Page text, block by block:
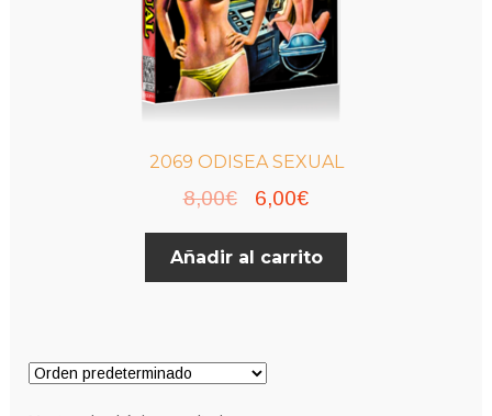
2069 ODISEA SEXUAL
8,00€
El
precio
original
6,00€El
precio
actual
Añadir al carrito